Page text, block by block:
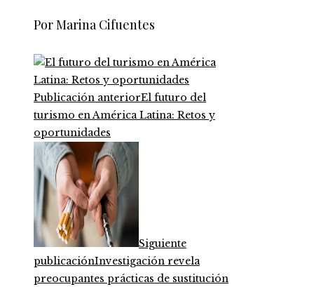
Por Marina Cifuentes
Publicación anteriorEl futuro del
turismo en América Latina: Retos y
oportunidades
Siguiente
publicaciónInvestigación revela
preocupantes prácticas de sustitución